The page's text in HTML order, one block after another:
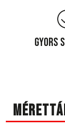
Gyors